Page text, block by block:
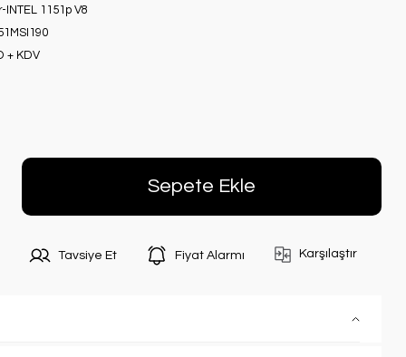
1151p V8
+ KDV
Sepete Ekle
Tavsiye Et Fiyat Alarmı Karşılaştır